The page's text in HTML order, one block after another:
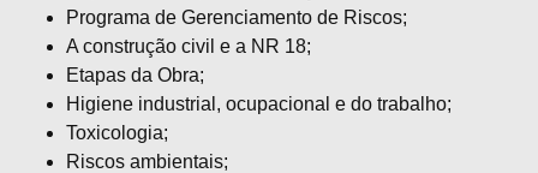
Programa de Gerenciamento de Riscos;
A construção civil e a NR 18;
Etapas da Obra;
Higiene industrial, ocupacional e do trabalho;
Toxicologia;
Riscos ambientais;